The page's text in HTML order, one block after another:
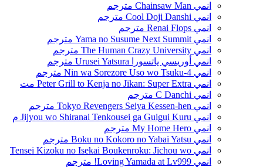
انمي Chainsaw Man مترجم
انمي Cool Doji Danshi مترجم
انمي Renai Flops مترجم
انمي Yama no Susume Next Summit مترجم
انمي The Human Crazy University مترجم
انمي أوريسي ياتسورا Urusei Yatsura مترجم
انمي 4-Nin wa Sorezore Uso wo Tsuku مترجم
انمي Peter Grill to Kenja no Jikan: Super Extra مت
انمي C Danchi مترجم
انمي Tokyo Revengers Seiya Kessen-hen مترجم
انمي Jijyou wo Shiranai Tenkousei ga Guigui Kuru م
انمي My Home Hero مترجم
انمي Boku no Kokoro no Yabai Yatsu مترجم
انمي Tensei Kizoku no Isekai Boukenroku: Jichou wo
انمي Loving Yamada at Lv999! مترجم